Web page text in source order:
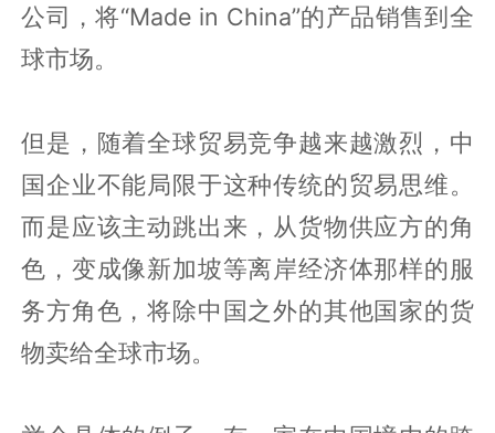
公司，将“Made in China”的产品销售到全
球市场。
但是，随着全球贸易竞争越来越激烈，中
国企业不能局限于这种传统的贸易思维。
而是应该主动跳出来，从货物供应方的角
色，变成像新加坡等离岸经济体那样的服
务方角色，将除中国之外的其他国家的货
物卖给全球市场。